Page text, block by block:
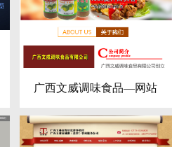
广西文威调味食品—网站